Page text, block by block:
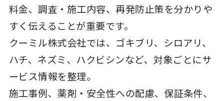
料金、調査・施工内容、再発防止策を分かりや
すく伝えることが重要です。
クーミル株式会社では、ゴキブリ、シロアリ、
ハチ、ネズミ、ハクビシンなど、対象ごとにサ
ービス情報を整理。
施工事例、薬剤・安全性への配慮、保証条件、